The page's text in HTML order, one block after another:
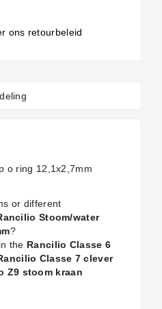
ons retourbeleid
o ring 12,1x2,7mm
or different
Stoom/water
?
the Rancilio Classe 6
Classe 7 clever
Z9 stoom kraan